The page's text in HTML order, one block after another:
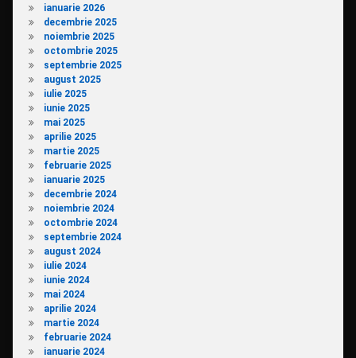
ianuarie 2026
decembrie 2025
noiembrie 2025
octombrie 2025
septembrie 2025
august 2025
iulie 2025
iunie 2025
mai 2025
aprilie 2025
martie 2025
februarie 2025
ianuarie 2025
decembrie 2024
noiembrie 2024
octombrie 2024
septembrie 2024
august 2024
iulie 2024
iunie 2024
mai 2024
aprilie 2024
martie 2024
februarie 2024
ianuarie 2024